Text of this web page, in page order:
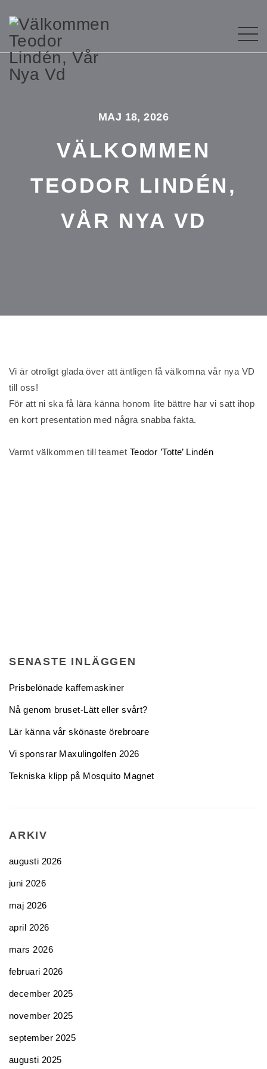
MAJ 18, 2026
VÄLKOMMEN
TEODOR LINDÉN,
VÅR NYA VD
Vi är otroligt glada över att äntligen få välkomna vår nya VD
till oss!
För att ni ska få lära känna honom lite bättre har vi satt ihop
en kort presentation med några snabba fakta.
Varmt välkommen till teamet Teodor ’Totte’ Lindén
SENASTE INLÄGGEN
Prisbelönade kaffemaskiner
Nå genom bruset-Lätt eller svårt?
Lär känna vår skönaste örebroare
Vi sponsrar Maxulingolfen 2026
Tekniska klipp på Mosquito Magnet
ARKIV
augusti 2026
juni 2026
maj 2026
april 2026
mars 2026
februari 2026
december 2025
november 2025
september 2025
augusti 2025